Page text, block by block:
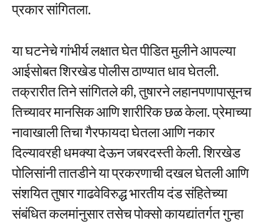
प्रकार सांगितला.
या घटनेचे गांभीर्य लक्षात घेत पीडित मुलीने आपल्या
आईसोबत शिरखेड पोलीस ठाण्यात धाव घेतली.
तक्रारीत तिने सांगितले की, तुषारने लहानपणापासूनच
तिच्यावर मानसिक आणि शारीरिक छळ केला. प्रेमाच्या
नावाखाली तिचा गैरफायदा घेतला आणि नकार
दिल्यावरही धमक्या देऊन जबरदस्ती केली. शिरखेड
पोलिसांनी तातडीने या प्रकरणाची दखल घेतली आणि
संशयित तुषार गाढवेविरुद्ध भारतीय दंड संहितेच्या
संबंधित कलमांनुसार तसेच पोक्सो कायद्यांतर्गत गुन्हा